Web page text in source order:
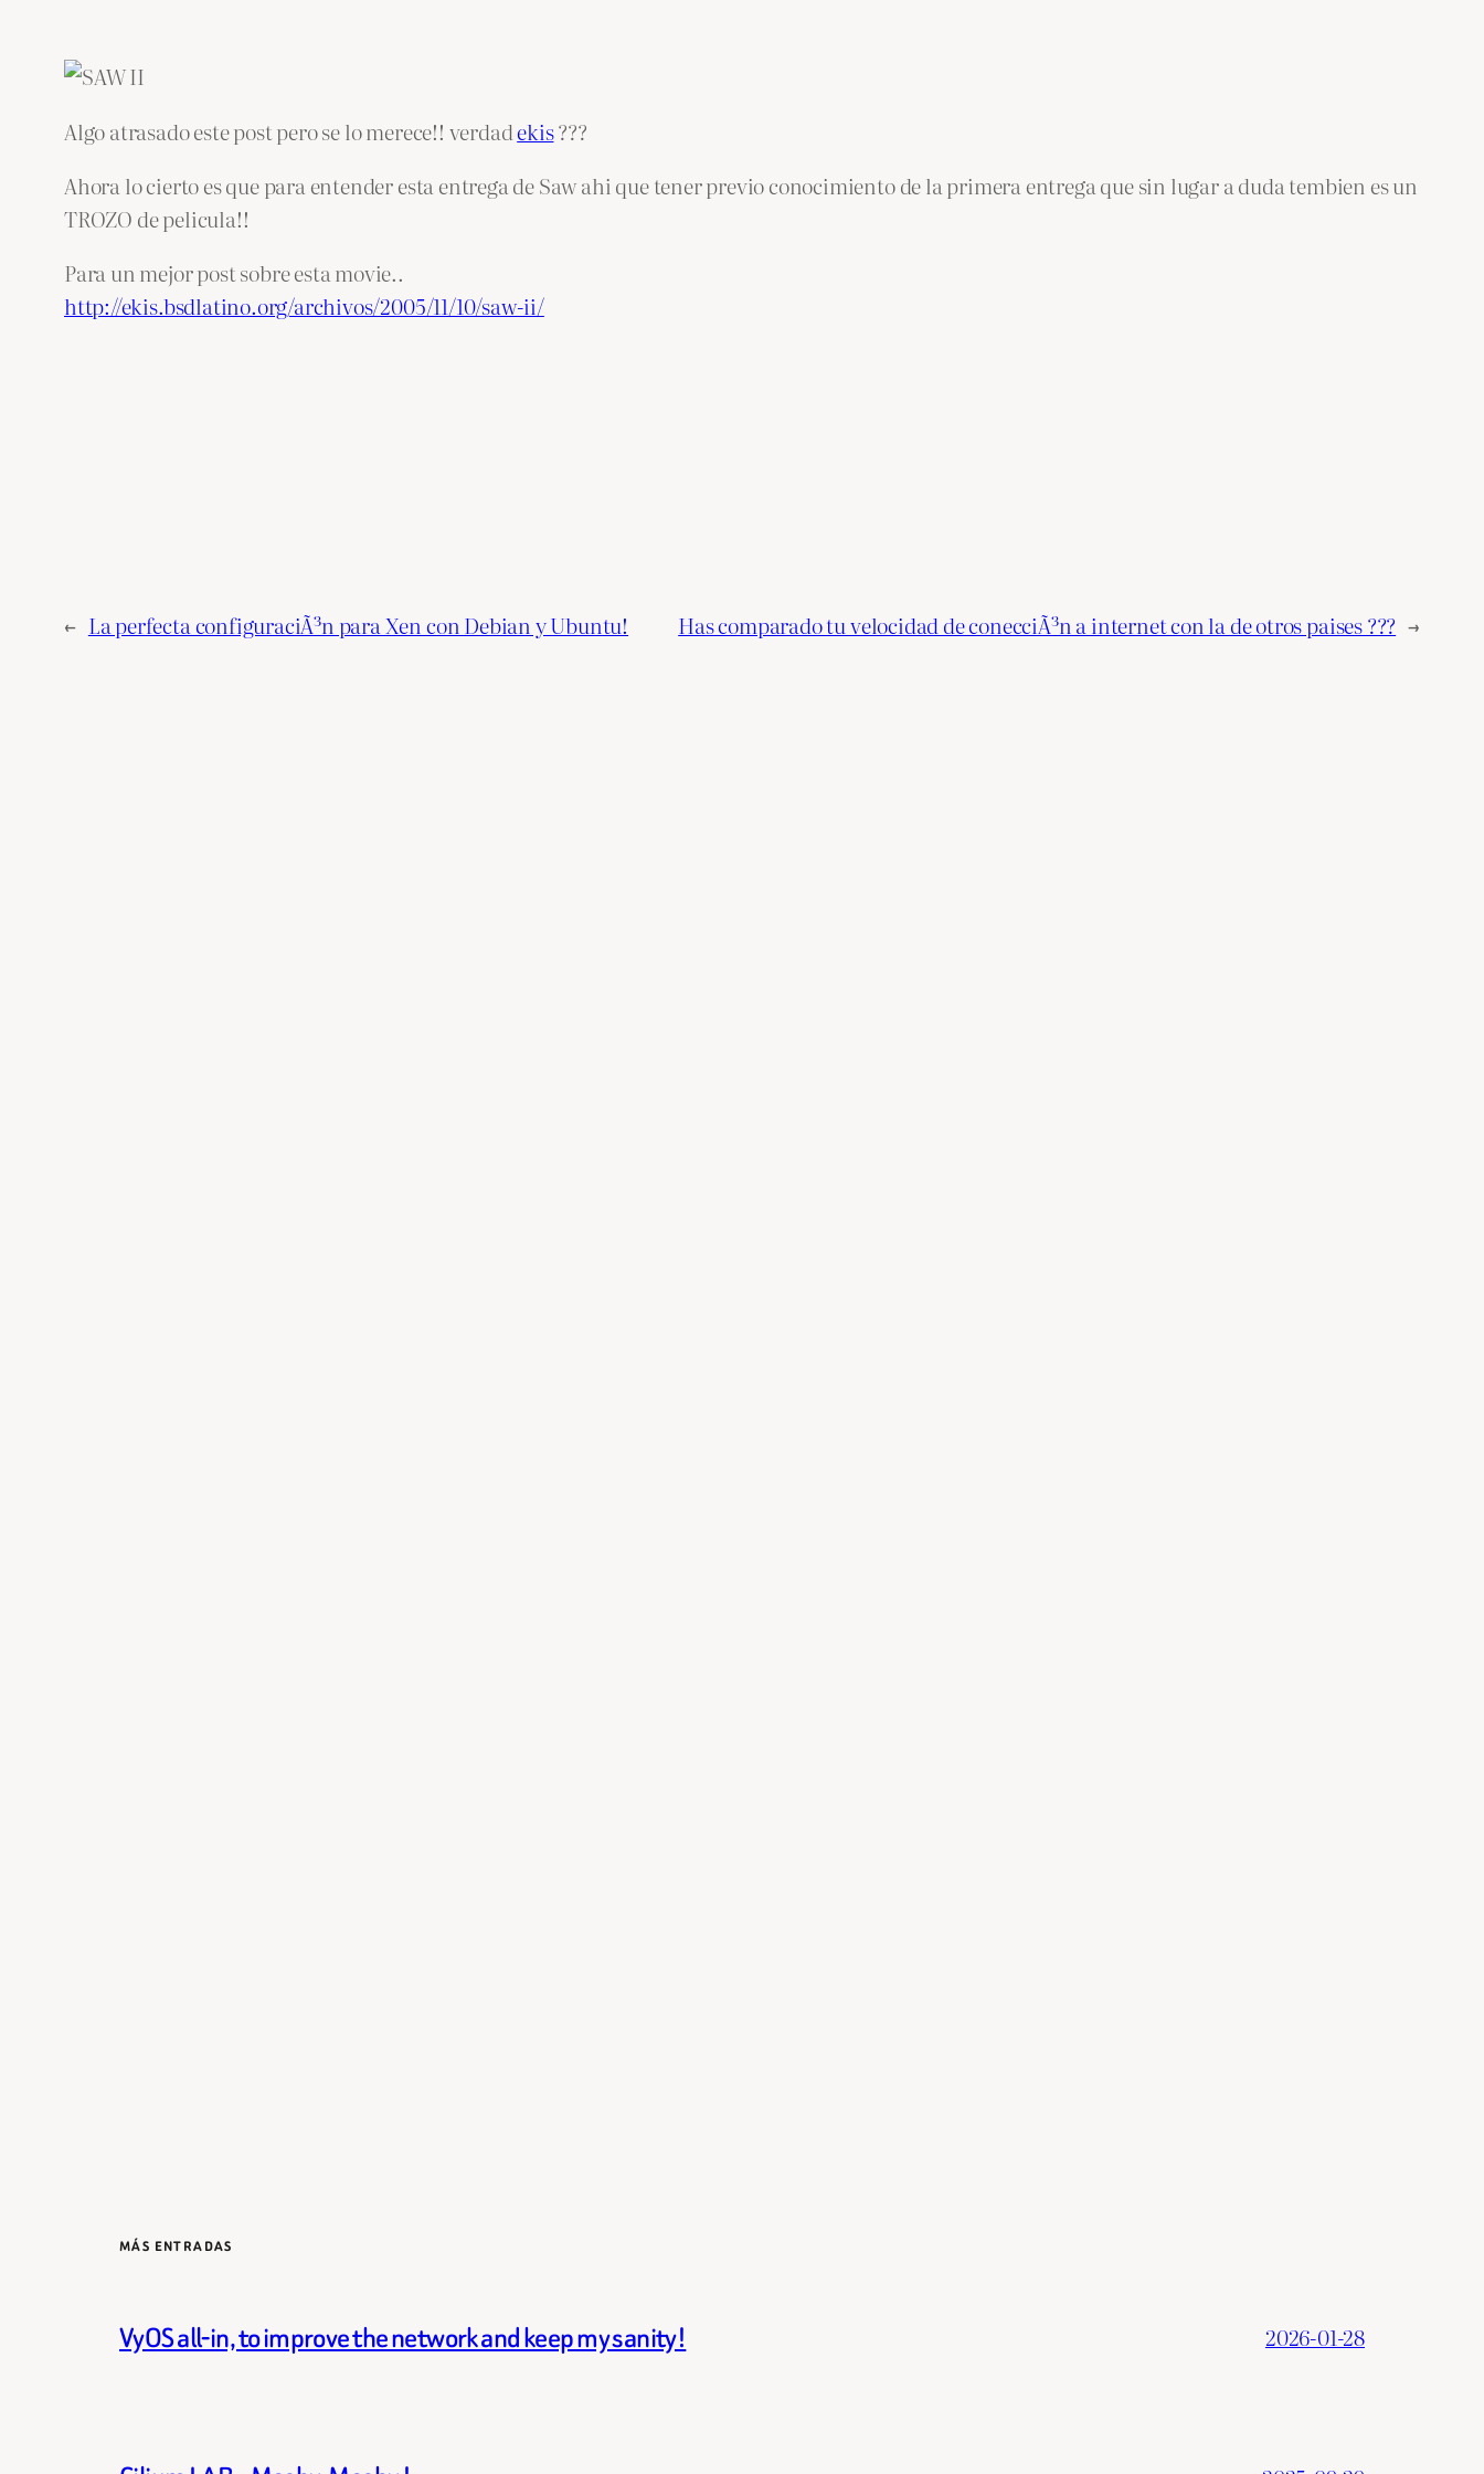
Algo atrasado este post pero se lo merece!! verdadekis???
Ahora lo cierto es que para entender esta entrega de Saw ahi que tener previo conocimiento de la primera entrega que sin lugar a duda tembien es un
TROZO de pelicula!!
Para un mejor post sobre esta movie..
http://ekis.bsdlatino.org/archivos/2005/11/10/saw-ii/
← La perfecta configuraciÃ³n para Xen con Debian y Ubuntu! Has comparado tu velocidad de conecciÃ³n a internet con la de otros paises ??? →
MÁS ENTRADAS
VyOS all-in, to improve the network and keep my sanity! 2026-01-28